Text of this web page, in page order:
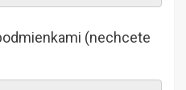
(nechcete